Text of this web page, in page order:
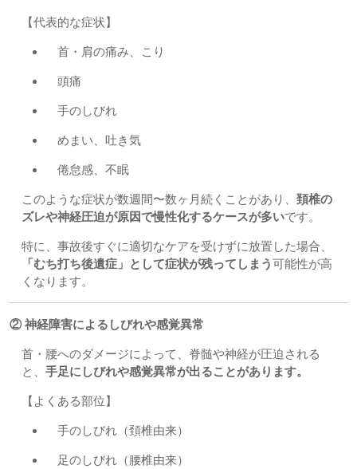
【代表的な症状】
首・肩の痛み、こり
頭痛
手のしびれ
めまい、吐き気
倦怠感、不眠
このような症状が数週間〜数ヶ月続くことがあり、 頚椎の
ズレや神経圧迫が原因で慢性化するケースが多いです。
特に、事故後すぐに適切なケアを受けずに放置した場合、
「むち打ち後遺症」として症状が残ってしまう可能性が高
くなります。
② 神経障害によるしびれや感覚異常
首・腰へのダメージによって、脊髄や神経が圧迫される
と、 手足にしびれや感覚異常が出ることがあります。
【よくある部位】
手のしびれ（頚椎由来）
足のしびれ（腰椎由来）